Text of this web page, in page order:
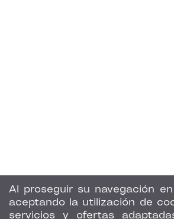
Al proseguir su navegación
aceptando la utilización de
servicios y ofertas